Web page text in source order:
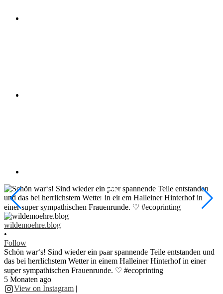
wildemoehre.blog
•
Follow
Schön war‘s! Sind wieder ein paar spannende Teile entstanden und
das bei herrlichstem Wetter in einem Halleiner Hinterhof in einer
super sympathischen Frauenrunde. ♡ #ecoprinting
5 Monaten ago
View on Instagram |